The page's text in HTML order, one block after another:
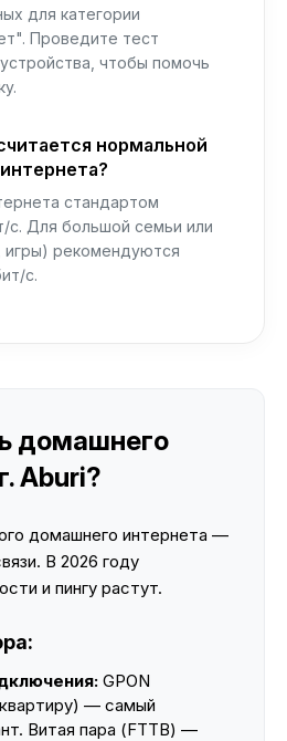
для категории
Проведите тест
чтобы помочь
нормальной
стандартом
с. Для большой семьи или
игры) рекомендуются
с.
домашнего
Aburi?
домашнего интернета —
В 2026 году
и пингу растут.
GPON
— самый
Витая пара (FTTB) —